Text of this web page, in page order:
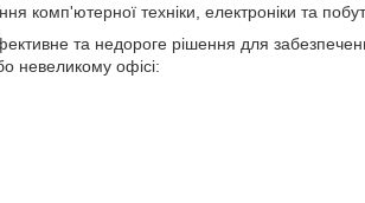
комп'ютерної техніки, електроніки та
та недороге рішення для
невеликому офісі: